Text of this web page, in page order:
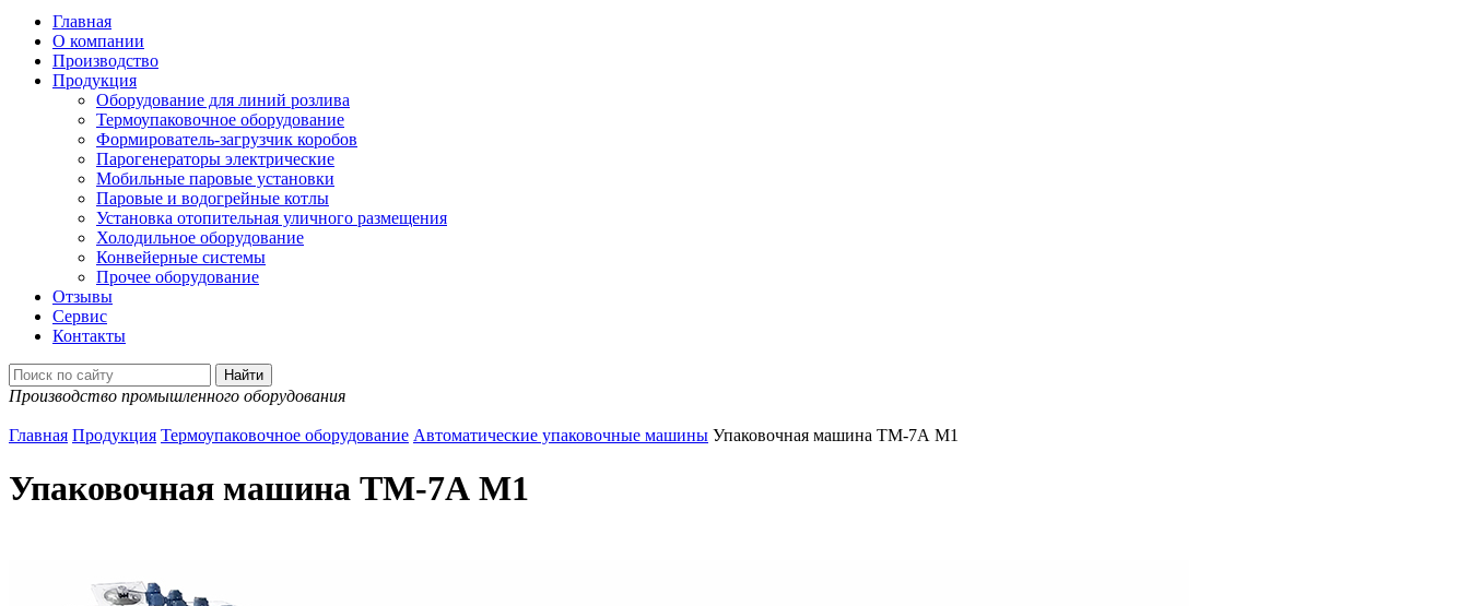
Главная
О компании
Производство
Продукция
Оборудование для линий розлива
Термоупаковочное оборудование
Формирователь-загрузчик коробов
Парогенераторы электрические
Мобильные паровые установки
Паровые и водогрейные котлы
Установка отопительная уличного размещения
Холодильное оборудование
Конвейерные системы
Прочее оборудование
Отзывы
Сервис
Контакты
Производство промышленного оборудования
Главная Продукция Термоупаковочное оборудование Автоматические упаковочные машины Упаковочная машина ТМ-7А М1
Упаковочная машина ТМ-7А М1